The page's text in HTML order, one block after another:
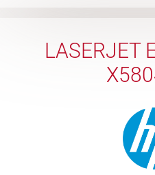
LASERJET